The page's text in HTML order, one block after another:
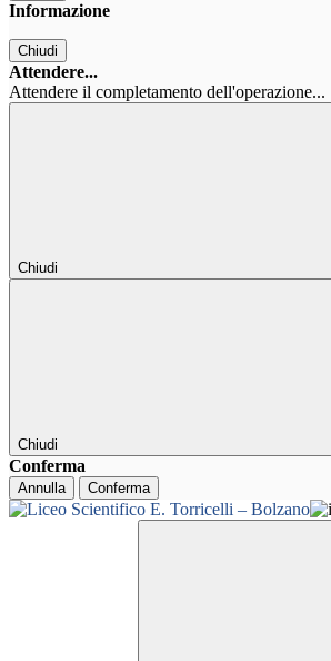
Informazione
Chiudi
Attendere...
Attendere il completamento dell'operazione...
Chiudi
Chiudi
Conferma
Annulla Conferma